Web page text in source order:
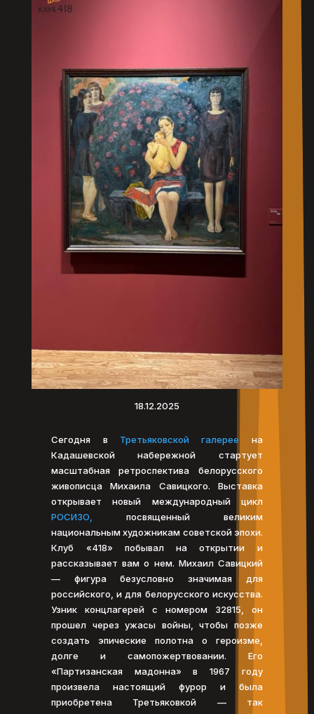
18.12.2025
Сегодня в Третьяковской галерее на
Кадашевской набережной стартует
масштабная ретроспектива белорусского
живописца Михаила Савицкого. Выставка
открывает новый международный цикл
РОСИЗО,
посвященный великим
национальным художникам советской эпохи.
Клуб «418» побывал на открытии и
рассказывает вам о нем. Михаил Савицкий
— фигура безусловно значимая для
российского, и для белорусского искусства.
Узник концлагерей с номером 32815, он
прошел через ужасы войны, чтобы позже
создать эпические полотна о героизме,
долге и самопожертвовании. Его
«Партизанская мадонна» в 1967 году
произвела настоящий фурор и была
приобретена Третьяковкой — так